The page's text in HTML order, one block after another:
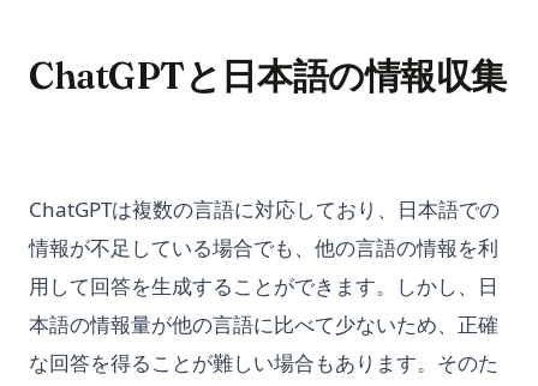
ChatGPTと日本語の情報収集
ChatGPTは複数の言語に対応しており、日本語での
情報が不足している場合でも、他の言語の情報を利
用して回答を生成することができます。しかし、日
本語の情報量が他の言語に比べて少ないため、正確
な回答を得ることが難しい場合もあります。そのた